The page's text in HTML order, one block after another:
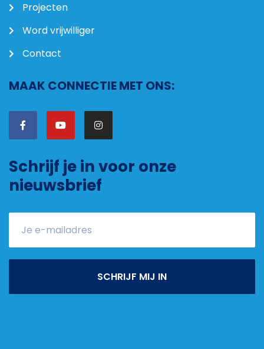
Projecten
Word vrijwilliger
Contact
MAAK CONNECTIE MET ONS:
Schrijf je in voor onze
nieuwsbrief
SCHRIJF MIJ IN